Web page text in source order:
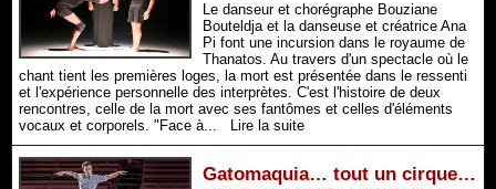
Le danseur et chorégraphe Bouziane
Bouteldja et la danseuse et créatrice Ana
Pi font une incursion dans le royaume de
Thanatos. Au travers d'un spectacle où le
chant tient les premières loges, la mort est présentée dans le ressenti
et l'expérience personnelle des interprètes. C'est l'histoire de deux
rencontres, celle de la mort avec ses fantômes et celles d'éléments
vocaux et corporels. "Face à...
Lire la suite
Gatomaquia… tout un cirque…